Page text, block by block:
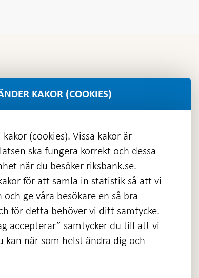
KAKOR (COOKIES)
(cookies). Vissa kakor är
ska fungera korrekt och dessa
när du besöker riksbank.se.
för att samla in statistik så att vi
ge våra besökare en så bra
för detta behöver vi ditt samtycke.
accepterar” samtycker du till att vi
kan när som helst ändra dig och